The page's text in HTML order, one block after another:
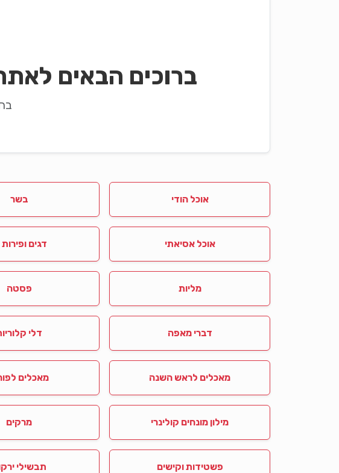
ברוכים הבאים
אוכל הודי בשר
אוכל אסיאתי דגים ופירות
מליות פסטה
דברי מאפה דלי
מאכלים לראש השנה מאכלים
מילון מונחים קולינרי מרקים
פשטידות וקישים תבשילי